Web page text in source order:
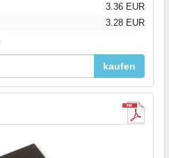
3.36 EUR
3.28 EUR
kaufen